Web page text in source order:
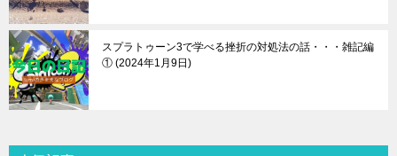
スプラトゥーン3で学べる挫折の対処法の話・・・雑記編
① 2024年1月9日